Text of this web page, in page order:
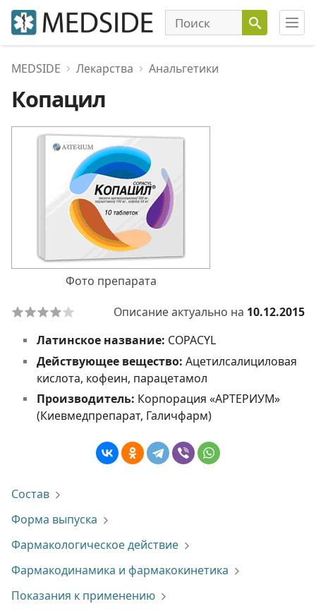
MEDSIDE Лекарства Анальгетики
Копацил
Фото препарата
Описание актуально на 10.12.2015
Латинское название: COPACYL
Действующее вещество: Ацетилсалициловая
кислота, кофеин, парацетамол
Производитель: Корпорация «АРТЕРИУМ»
(Киевмедпрепарат, Галичфарм)
Состав
Форма выпуска
Фармакологическое действие
Фармакодинамика и фармакокинетика
Показания к применению